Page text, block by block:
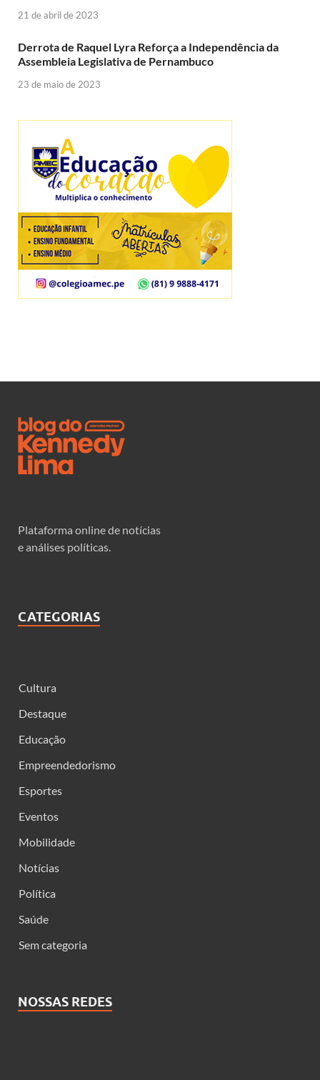
21 de abril de 2023
Derrota de Raquel Lyra Reforça a Independência da
Assembleia Legislativa de Pernambuco
23 de maio de 2023
Plataforma online de notícias
e análises políticas.
CATEGORIAS
Cultura
Destaque
Educação
Empreendedorismo
Esportes
Eventos
Mobilidade
Notícias
Política
Saúde
Sem categoria
NOSSAS REDES